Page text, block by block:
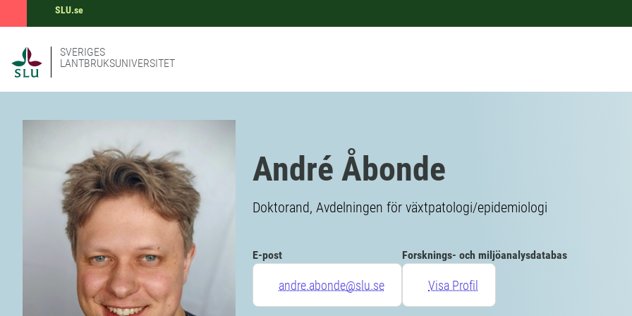
SLU.se
SVERIGES
LANTBRUKSUNIVERSITET
André Åbonde
Doktorand, Avdelningen för växtpatologi/epidemiologi
E-post
andre.abonde@slu.se
Forsknings- och miljöanalysdatabas
Visa Profil